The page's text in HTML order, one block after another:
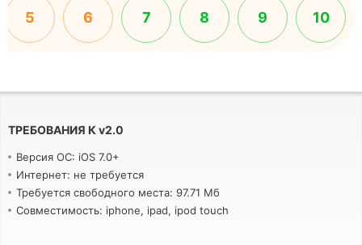
5 6 7 8 9 10
ТРЕБОВАНИЯ К v2.0
Версия ОС: iOS 7.0+
Интернет: не требуется
Требуется свободного места: 97.71 Мб
Совместимость: iphone, ipad, ipod touch